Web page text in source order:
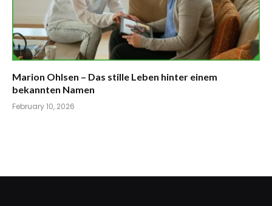
Marion Ohlsen – Das stille Leben hinter einem
bekannten Namen
February 10, 2026